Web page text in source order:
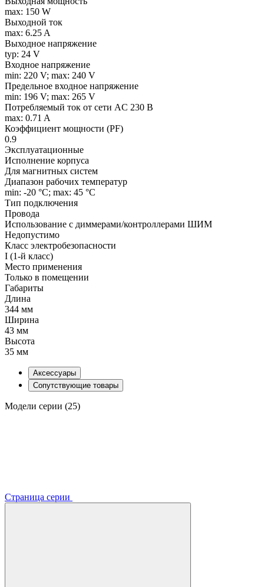
max: 150 W
Выходной ток
max: 6.25 A
Выходное напряжение
typ: 24 V
Входное напряжение
min: 220 V; max: 240 V
Предельное входное напряжение
min: 196 V; max: 265 V
Потребляемый ток от сети AC 230 В
max: 0.71 A
Коэффициент мощности (PF)
0.9
Эксплуатационные
Исполнение корпуса
Для магнитных систем
Диапазон рабочих температур
min: -20 °C; max: 45 °C
Тип подключения
Провода
Использование с диммерами/контроллерами ШИМ
Недопустимо
Класс электробезопасности
I (1-й класс)
Место применения
Только в помещении
Габариты
Длина
344 мм
Ширина
43 мм
Высота
35 мм
Аксессуары
Сопутствующие товары
Модели серии (25)
Страница серии